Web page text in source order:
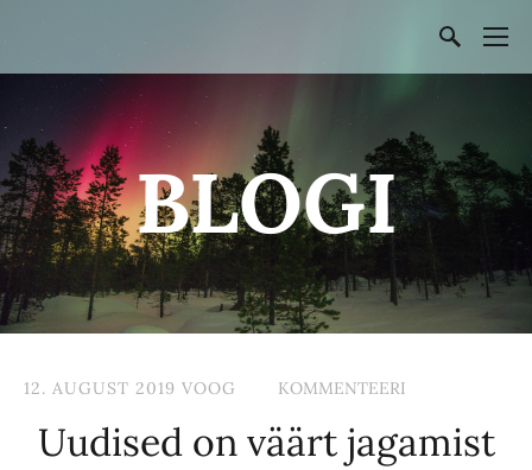
BLOGI
12. AUGUST 2019 VOOG KOMMENTEERI
Uudised on väärt jagamist